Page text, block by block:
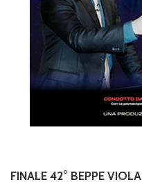
FINALE 42° BEPPE VIOLA